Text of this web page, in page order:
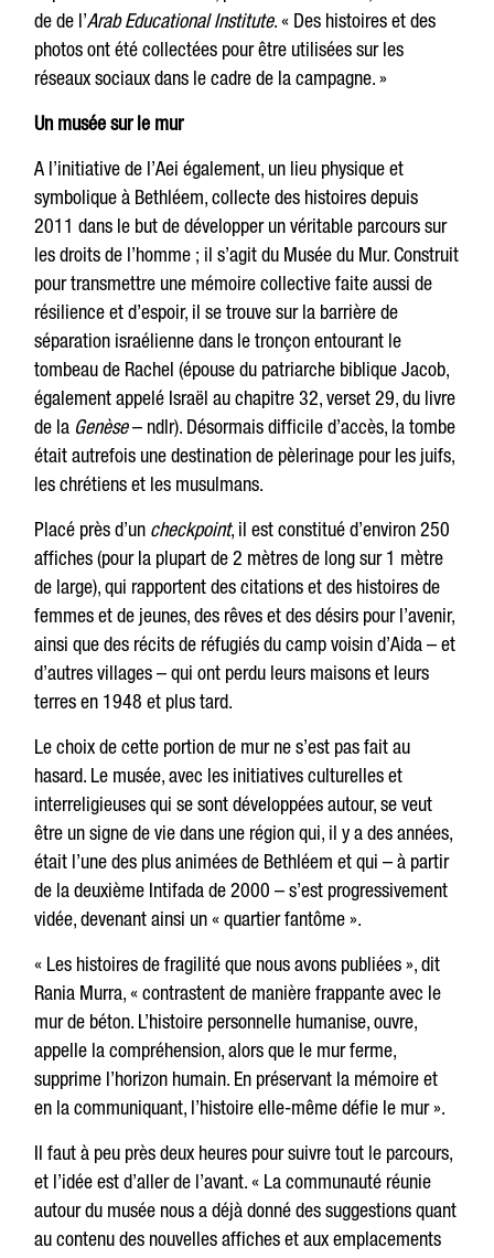
de de l’Arab Educational Institute. « Des histoires et des
photos ont été collectées pour être utilisées sur les
réseaux sociaux dans le cadre de la campagne. »
Un musée sur le mur
A l’initiative de l’Aei également, un lieu physique et
symbolique à Bethléem, collecte des histoires depuis
2011 dans le but de développer un véritable parcours sur
les droits de l’homme ; il s’agit du Musée du Mur. Construit
pour transmettre une mémoire collective faite aussi de
résilience et d’espoir, il se trouve sur la barrière de
séparation israélienne dans le tronçon entourant le
tombeau de Rachel (épouse du patriarche biblique Jacob,
également appelé Israël au chapitre 32, verset 29, du livre
de la Genèse– ndlr). Désormais difficile d’accès, la tombe
était autrefois une destination de pèlerinage pour les juifs,
les chrétiens et les musulmans.
Placé près d’un checkpoint, il est constitué d’environ 250
affiches (pour la plupart de 2 mètres de long sur 1 mètre
de large), qui rapportent des citations et des histoires de
femmes et de jeunes, des rêves et des désirs pour l’avenir,
ainsi que des récits de réfugiés du camp voisin d’Aida – et
d’autres villages – qui ont perdu leurs maisons et leurs
terres en 1948 et plus tard.
Le choix de cette portion de mur ne s’est pas fait au
hasard. Le musée, avec les initiatives culturelles et
interreligieuses qui se sont développées autour, se veut
être un signe de vie dans une région qui, il y a des années,
était l’une des plus animées de Bethléem et qui – à partir
de la deuxième Intifada de 2000 – s’est progressivement
vidée, devenant ainsi un « quartier fantôme ».
« Les histoires de fragilité que nous avons publiées », dit
Rania Murra, « contrastent de manière frappante avec le
mur de béton. L’histoire personnelle humanise, ouvre,
appelle la compréhension, alors que le mur ferme,
supprime l’horizon humain. En préservant la mémoire et
en la communiquant, l’histoire elle-même défie le mur ».
Il faut à peu près deux heures pour suivre tout le parcours,
et l’idée est d’aller de l’avant. « La communauté réunie
autour du musée nous a déjà donné des suggestions quant
au contenu des nouvelles affiches et aux emplacements